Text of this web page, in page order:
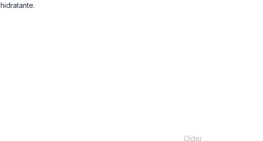
Older